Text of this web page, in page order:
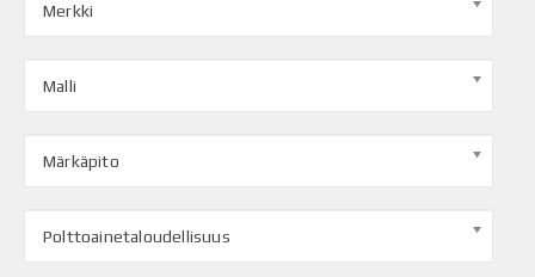
Merkki
Malli
Märkäpito
Polttoainetaloudellisuus